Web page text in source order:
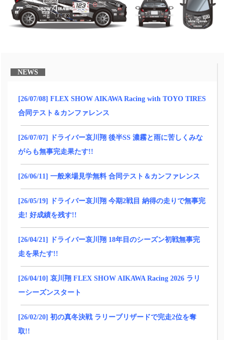
NEWS
[26/07/08] FLEX SHOW AIKAWA Racing with TOYO TIRES
合同テスト＆カンファレンス
[26/07/07] ドライバー哀川翔 後半SS 濃霧と雨に苦しくみな
がらも無事完走果たす!!
[26/06/11] 一般来場見学無料 合同テスト＆カンファレンス
[26/05/19] ドライバー哀川翔 今期2戦目 納得の走りで無事完
走! 好成績を残す!!
[26/04/21] ドライバー哀川翔 18年目のシーズン初戦無事完
走を果たす!!
[26/04/10] 哀川翔 FLEX SHOW AIKAWA Racing 2026 ラリ
ーシーズンスタート
[26/02/20] 初の真冬決戦 ラリーブリザードで完走2位を奪
取!!